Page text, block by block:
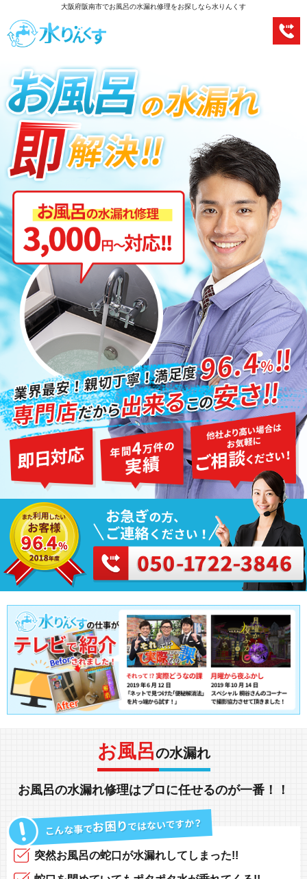
大阪府阪南市でお風呂の水漏れ修理をお探しなら水りんくす
お風呂の水漏れ
お風呂の水漏れ修理はプロに任せるのが一番！！
突然お風呂の蛇口 が水漏れしてしまった!!